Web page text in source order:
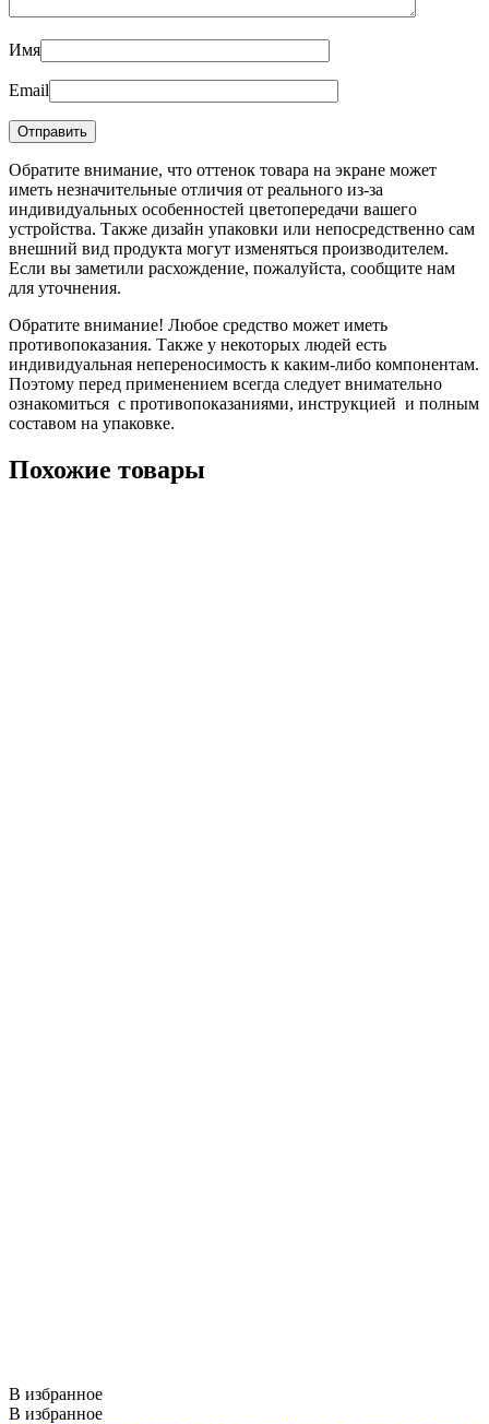
Имя
Email
Обратите внимание, что оттенок товара на экране может
иметь незначительные отличия от реального из-за
индивидуальных особенностей цветопередачи вашего
устройства. Также дизайн упаковки или непосредственно сам
внешний вид продукта могут изменяться производителем.
Если вы заметили расхождение, пожалуйста, сообщите нам
для уточнения.
Обратите внимание! Любое средство может иметь
противопоказания. Также у некоторых людей есть
индивидуальная непереносимость к каким-либо компонентам.
Поэтому перед применением всегда следует внимательно
ознакомиться с противопоказаниями, инструкцией и полным
составом на упаковке.
Похожие товары
В избранное
В избранное